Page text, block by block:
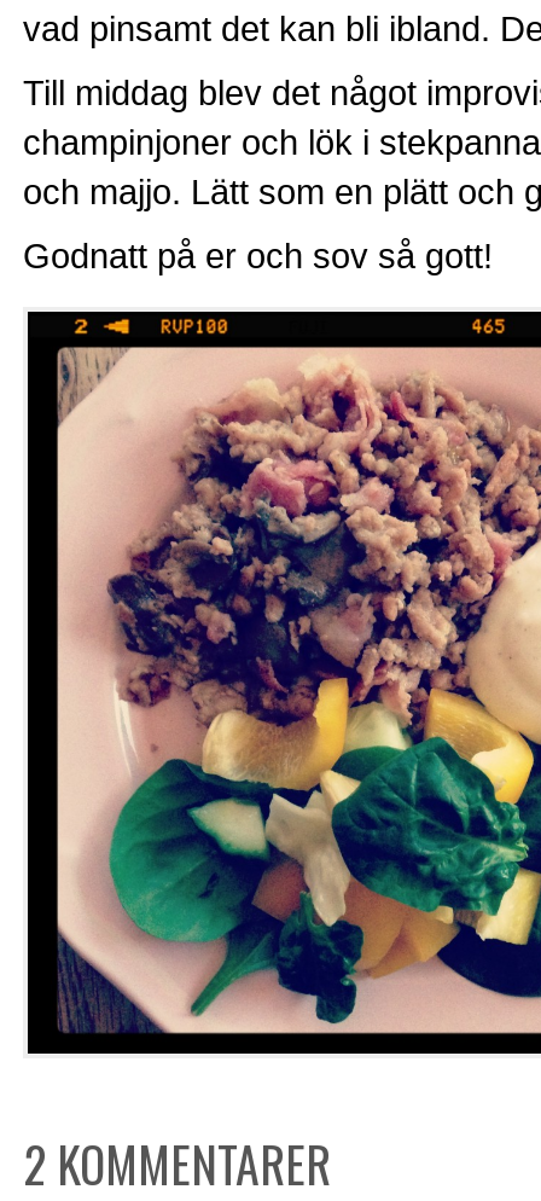
vad pinsamt det kan bli ibland.
Till middag blev det något
champinjoner och lök i
och majjo. Lätt som en plätt och
Godnatt på er och sov så gott!
2 KOMMENTARER